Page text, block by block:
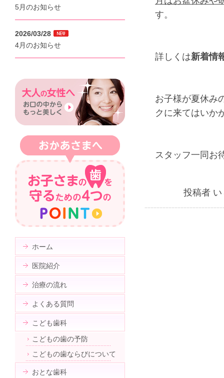
す。
詳しくは新着情
お子様が夏休み
クに来てはいか
スタッフ一同お
投稿者
5月のお知らせ
2026/03/28
4月のお知らせ
ホーム
医院紹介
治療の流れ
よくある質問
こども歯科
こどもの歯の予防
こどもの歯ならびについて
おとな歯科